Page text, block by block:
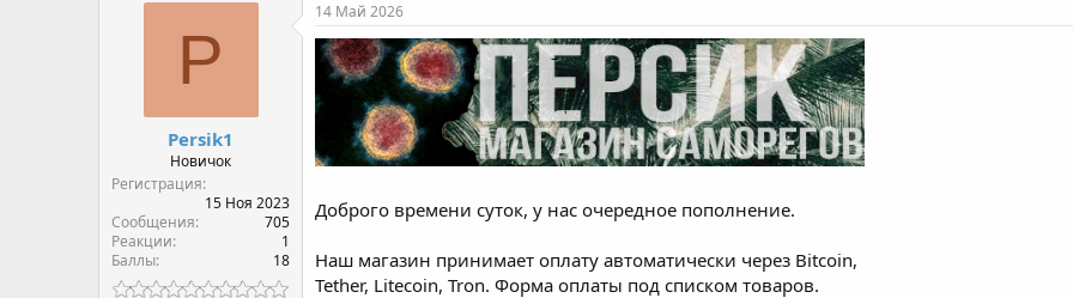
P
Persik1
Новичок
Регистрация
15 Ноя 2023
Сообщения
705
Реакции
1
Баллы
18
14 Май 2026
Доброго времени суток, у нас очередное пополнение.
Наш магазин принимает оплату автоматически через Bitcoin,
Tether, Litecoin, Tron. Форма оплаты под списком товаров.